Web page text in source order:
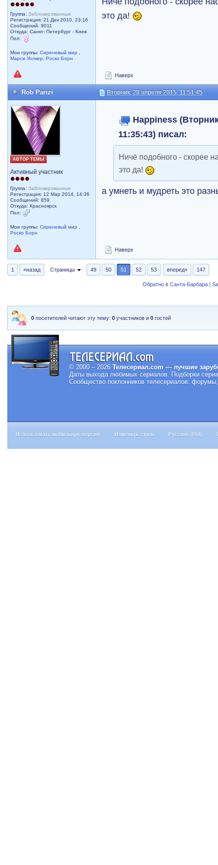
Группа:Заблокированные
Регистрация: 21 Дек 2010, 23:16
Сообщений: 9011
Откуда: Санкт- Петербург - Киев
Пол:
Мои группы:Сиреневый мир ,
Марси Уолкер,Роско Борн
это да!
Наверх
Rob Parizi Вторник, 28 апреля 2015, 11:51:45
АВТОР ТЕМЫ
Активный участник
Группа:Заблокированные
Регистрация: 12 Мар 2014, 14:36
Сообщений: 859
Откуда: Красноярск
Пол:
Мои группы:Сиреневый мир ,
Роско Борн
Happiness
11:35:43) писал:
Ничё подобного - скорее
это да!
а умнеть и мудреть это
Наверх
1 «назад Страницы 49 50 51 52 53 вперед» 147
Обратно в Санта-Барбара |
0 посетителей читают эту тему:0 участников и0 гостей
© 2000 – 2026 Телесериал.com — лучшие
Даты выхода любимых сериалов. Подборки
Сообщество поклонников телесериалов:
Использовать мобильную версию Изменить стиль Русский (RU)